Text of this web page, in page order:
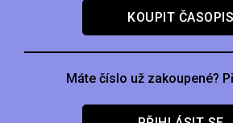
KOUPIT ČASOPIS
Máte číslo už zakoupené?